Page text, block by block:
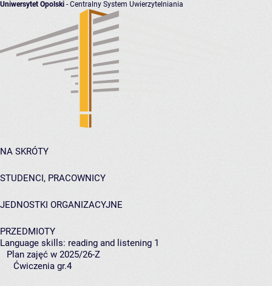
Uniwersytet Opolski - Centralny System Uwierzytelniania
NA SKRÓTY
STUDENCI, PRACOWNICY
JEDNOSTKI ORGANIZACYJNE
PRZEDMIOTY
Language skills: reading and listening 1
Plan zajęć w 2025/26-Z
Ćwiczenia gr.4